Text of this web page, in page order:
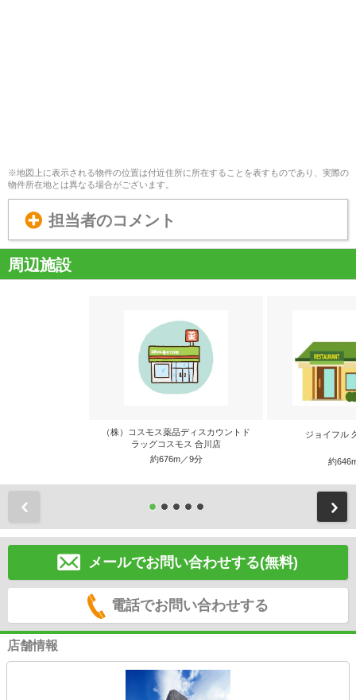
※地図上に表示される物件の位置は付近住所に所在することを表すものであり、実際の
物件所在地とは異なる場合がございます。
担当者のコメント
周辺施設
（株）コスモス薬品ディスカウントド
ラッグコスモス 合川店
約676m／9分
ジョイフル
約
メールでお問い合わせする(無料)
電話でお問い合わせする
店舗情報